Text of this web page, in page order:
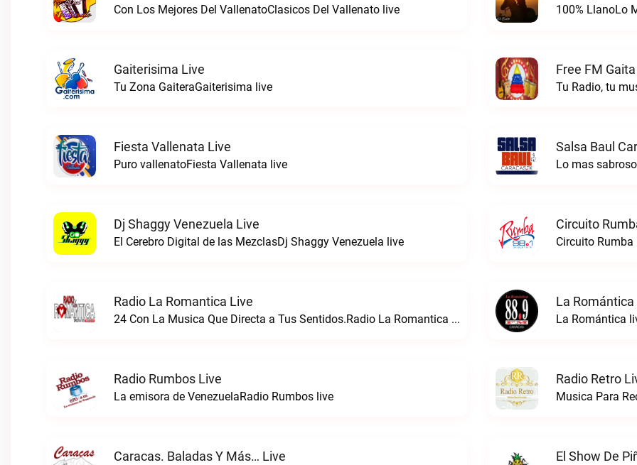
Con Los Mejores Del VallenatoClasicos Del Vallenato live 100% LlanoLo
Gaiterisima Live
Tu Zona GaiteraGaiterisima live
Free FM
Tu Radio, tu
Fiesta Vallenata Live
Puro vallenatoFiesta Vallenata live
Salsa Baul
Lo mas
Dj Shaggy Venezuela Live
El Cerebro Digital de las MezclasDj Shaggy Venezuela live
Circuito
Circuito
Radio La Romantica Live
24 Con La Musica Que Directa a Tus Sentidos.Radio La Romantica live
La Romántica
La Romántica
Radio Rumbos Live
La emisora de VenezuelaRadio Rumbos live
Radio Retro
Musica Para
Caracas. Baladas Y Más… Live El Show De